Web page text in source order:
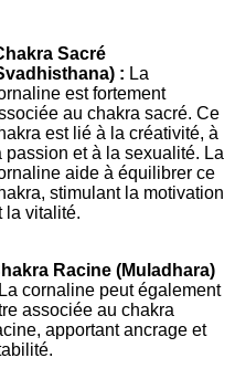
Sacré
: La
est fortement
au chakra sacré. Ce
est lié à la créativité, à
passion et à la sexualité. La
aide à équilibrer ce
stimulant la motivation
la vitalité.
Racine (Muladhara)
La cornaline peut également
associée au chakra
apportant ancrage et